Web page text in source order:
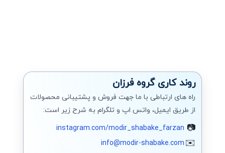
روند کاری گروه فرزان
راه های ارتباطی با ما جهت فروش و پشتیبانی محصولات
از طریق ایمیل، واتس اپ و تلگرام به شرح زیر است:
instagram.com/modir_shabake_farzan
info@modir-shabake.com